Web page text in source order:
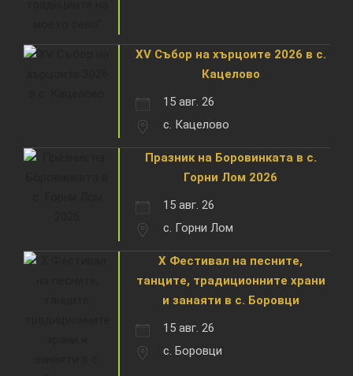
XV Събор на хърцоите 2026 в с.
Кацелово
15 авг. 26
с. Кацелово
Празник на Боровинката в с.
Горни Лом 2026
15 авг. 26
с. Горни Лом
X Фестивал на песните,
танците, традиционните храни
и занаяти в с. Боровци
15 авг. 26
с. Боровци